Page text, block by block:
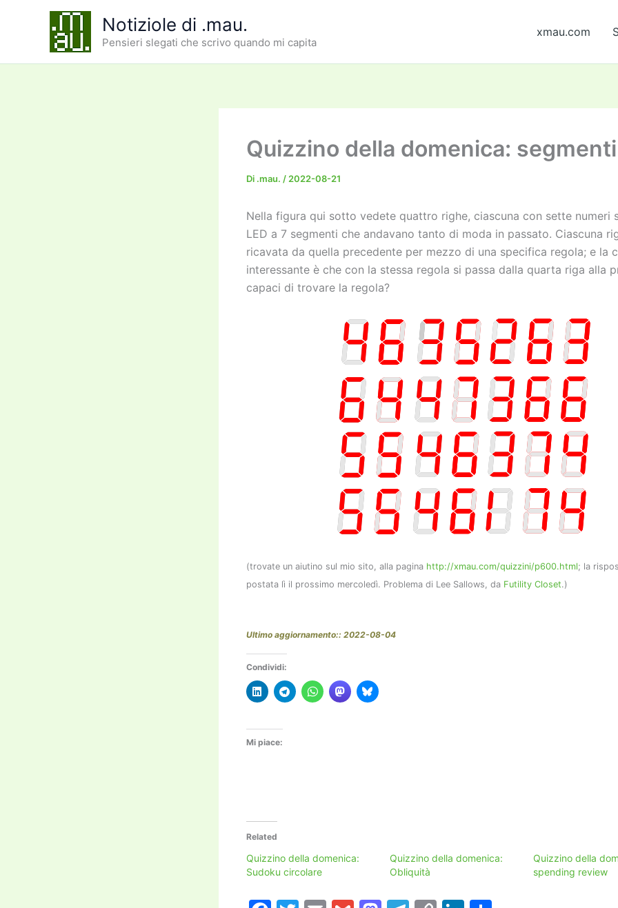
Notiziole di .mau.
Pensieri slegati che scrivo quando mi capita
xmau.com
Quizzino della domenica: segmenti
Di .mau. / 2022-08-21
Nella figura qui sotto vedete quattro righe, ciascuna con sette numeri
LED a 7 segmenti che andavano tanto di moda in passato. Ciascuna
ricavata da quella precedente per mezzo di una specifica regola; e la
interessante è che con la stessa regola si passa dalla quarta riga alla
capaci di trovare la regola?
(trovate un aiutino sul mio sito, alla pagina http://xmau.com/quizzini/p600.html; la
postata lì il prossimo mercoledì. Problema di Lee Sallows, da Futility Closet.)
Ultimo aggiornamento:: 2022-08-04
Condividi:
Mi piace:
Related
Quizzino della domenica:
Sudoku circolare
Quizzino della domenica:
Obliquità
Quizzino della
spending review